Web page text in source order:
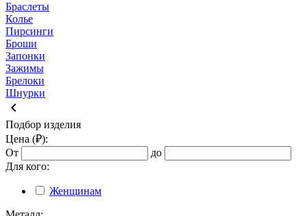
Браслеты
Колье
Пирсинги
Броши
Запонки
Зажимы
Брелоки
Шнурки
keyboard_arrow_left
Подбор изделия
Цена (₽):
От
до
Для кого:
Женщинам